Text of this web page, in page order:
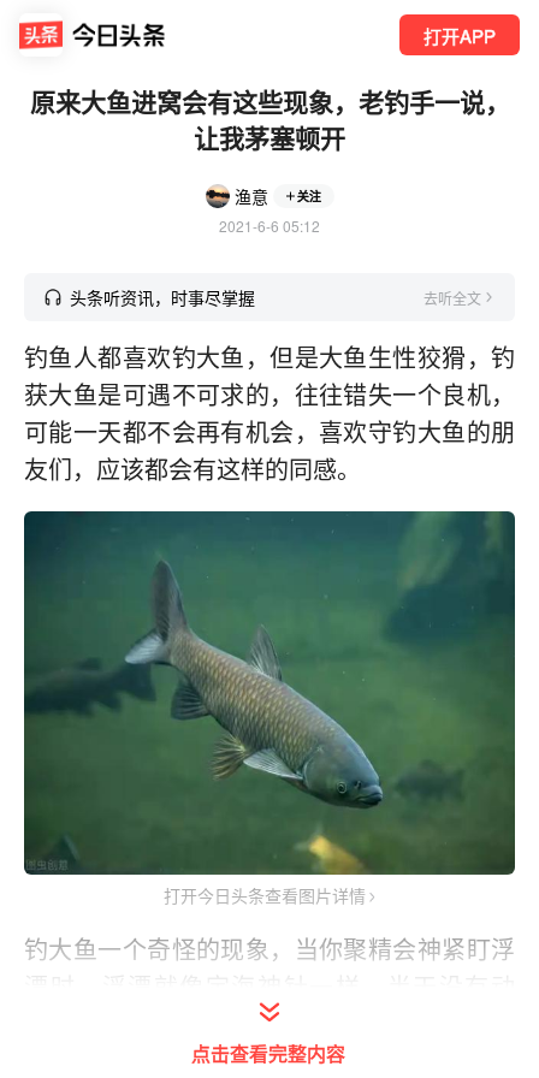
打开APP
原来大鱼进窝会有这些现象，老钓手一说，
让我茅塞顿开
渔意 关注
2021-6-6 05:12
头条听资讯，时事尽掌握 去听全文
钓鱼人都喜欢钓大鱼，但是大鱼生性狡猾，钓
获大鱼是可遇不可求的，往往错失一个良机，
可能一天都不会再有机会，喜欢守钓大鱼的朋
友们，应该都会有这样的同感。
打开今日头条查看图片详情
钓大鱼一个奇怪的现象，当你聚精会神紧盯浮
静，但是只要你一放松，看下手机或者点支香
烟，就会错过鱼口，甚至有的钓友出现过鱼竿
点击查看完整内容